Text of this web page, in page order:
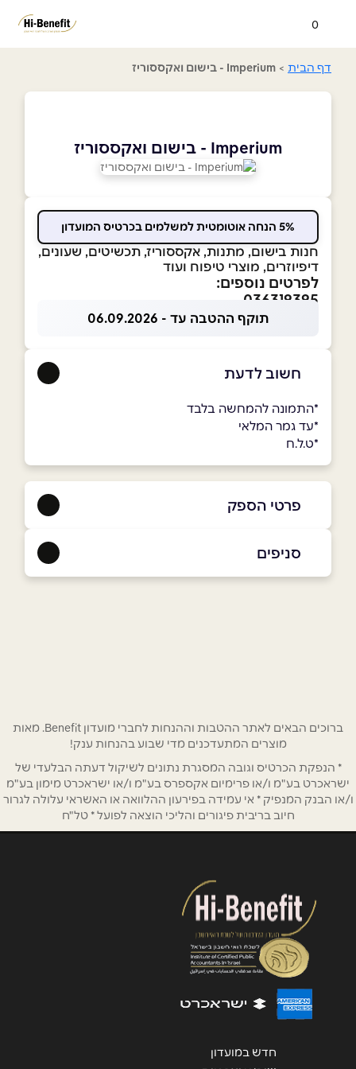
0
דף הבית > Imperium - בישום ואקססוריז
Imperium - בישום ואקססוריז
5% הנחה אוטומטית למשלמים בכרטיס המועדון
חנות בישום, מתנות, אקססוריז, תכשיטים, שעונים,
דיפיוזרים, מוצרי טיפוח ועוד
לפרטים נוספים:
036319395
תוקף ההטבה עד - 06.09.2026
חשוב לדעת
*התמונה להמחשה בלבד
*עד גמר המלאי
*ט.ל.ח
פרטי הספק
נושא*
אנא חזרו אלי בקשר ל...
הודעה*
שליחה
סניפים
ברוכים הבאים לאתר ההטבות וההנחות לחברי מועדון Benefit. מאות
מוצרים המתעדכנים מדי שבוע בהנחות ענק!
* הנפקת הכרטיס וגובה המסגרת נתונים לשיקול דעתה הבלעדי של
ישראכרט בע"מ ו/או פרימיום אקספרס בע"מ ו/או ישראכרט מימון בע"מ
ו/או הבנק המנפיק * אי עמידה בפירעון ההלוואה או האשראי עלולה לגרור
חיוב בריבית פיגורים והליכי הוצאה לפועל * טל"ח
חדש במועדון